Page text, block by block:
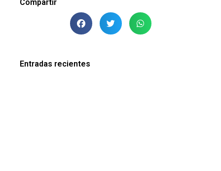
Compartir
Entradas recientes